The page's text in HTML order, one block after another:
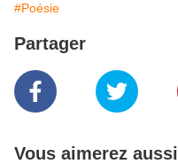
#Poésie
Partager
Vous aimerez aussi